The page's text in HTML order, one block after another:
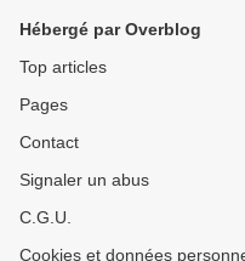
Hébergé par Overblog
Top articles
Pages
Contact
Signaler un abus
C.G.U.
Cookies et données